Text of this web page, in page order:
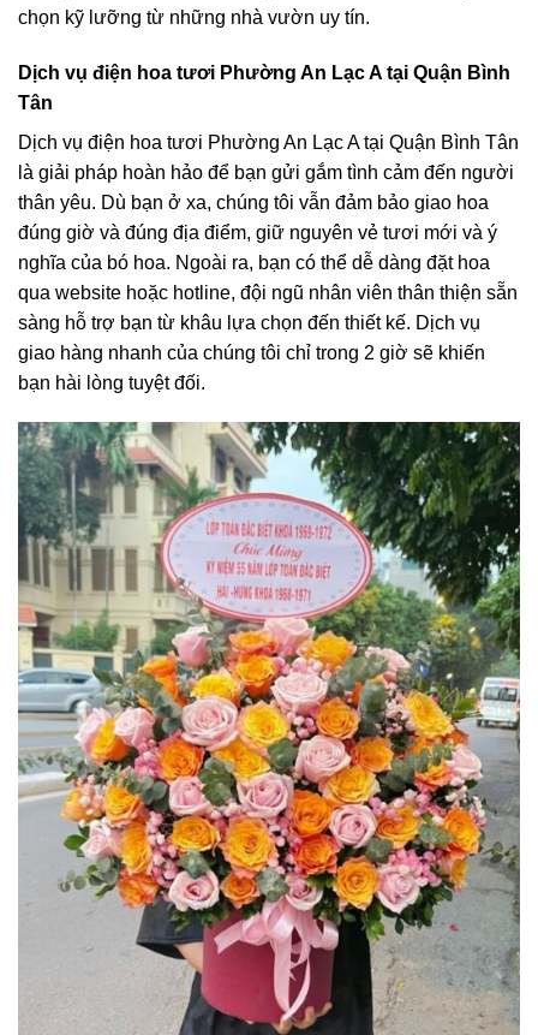
chọn kỹ lưỡng từ những nhà vườn uy tín.
Dịch vụ điện hoa tươi Phường An Lạc A tại Quận Bình
Tân
Dịch vụ điện hoa tươi Phường An Lạc A tại Quận Bình Tân
là giải pháp hoàn hảo để bạn gửi gắm tình cảm đến người
thân yêu. Dù bạn ở xa, chúng tôi vẫn đảm bảo giao hoa
đúng giờ và đúng địa điểm, giữ nguyên vẻ tươi mới và ý
nghĩa của bó hoa. Ngoài ra, bạn có thể dễ dàng đặt hoa
qua website hoặc hotline, đội ngũ nhân viên thân thiện sẵn
sàng hỗ trợ bạn từ khâu lựa chọn đến thiết kế. Dịch vụ
giao hàng nhanh của chúng tôi chỉ trong 2 giờ sẽ khiến
bạn hài lòng tuyệt đối.